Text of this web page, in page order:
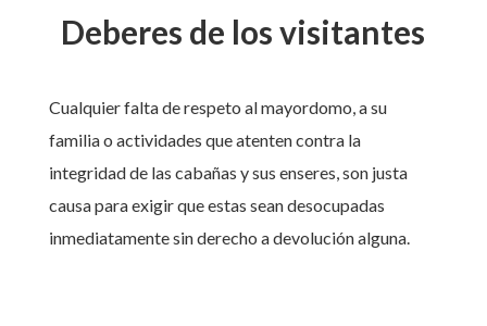
Deberes de los visitantes
Cualquier falta de respeto al mayordomo, a su
familia o actividades que atenten contra la
integridad de las cabañas y sus enseres, son justa
causa para exigir que estas sean desocupadas
inmediatamente sin derecho a devolución alguna.